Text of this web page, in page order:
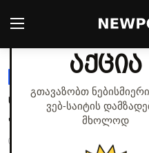
მხოლოდ დღეს
აქცია
გთავაზობთ
ვებ‑საიტის
მხოლოდ
Login
მთავარი
სებასტიან ლეკორნუს
პრემიერს, სავარაუდოდ, 48